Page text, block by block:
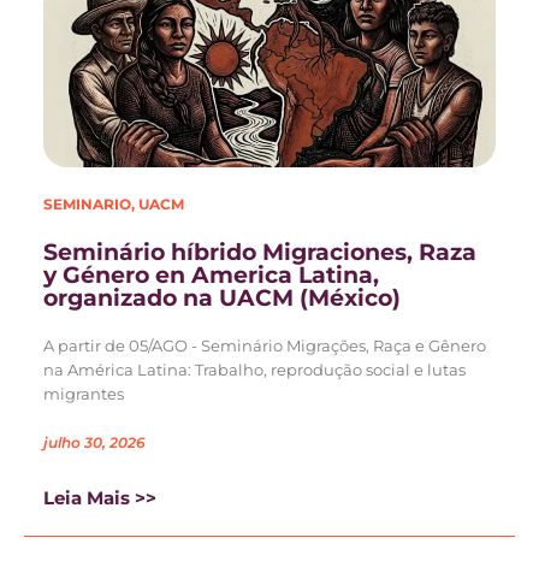
SEMINARIO, UACM
Seminário híbrido Migraciones, Raza
y Género en America Latina,
organizado na UACM (México)
A partir de 05/AGO - Seminário Migrações, Raça e Gênero
na América Latina: Trabalho, reprodução social e lutas
migrantes
julho 30, 2026
Leia Mais >>